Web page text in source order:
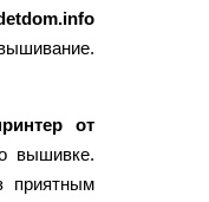
от
вышивке.
приятным